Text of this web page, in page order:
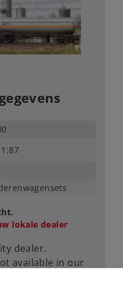
1:87
lokale dealer
dealer.
available in our